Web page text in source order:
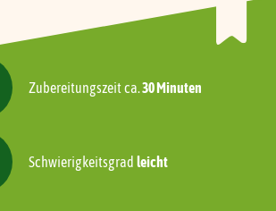
Zubereitungszeitca.30 Minuten
Schwierigkeitsgrad leicht